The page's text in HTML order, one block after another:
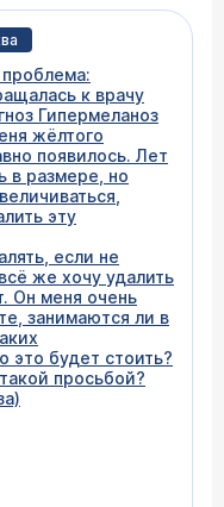
к врачу
Гипермеланоз
жёлтого
появилось. Лет
в размере, но
эту
если не
же хочу удалить
Он меня очень
занимаются ли в
это будет стоить?
просьбой?